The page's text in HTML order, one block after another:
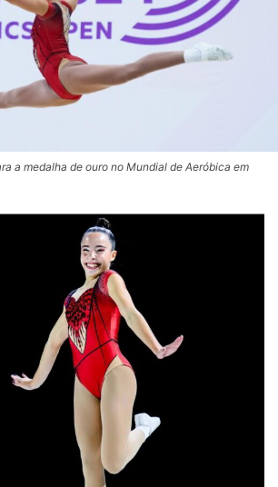
a medalha de ouro no Mundial de Aeróbica em